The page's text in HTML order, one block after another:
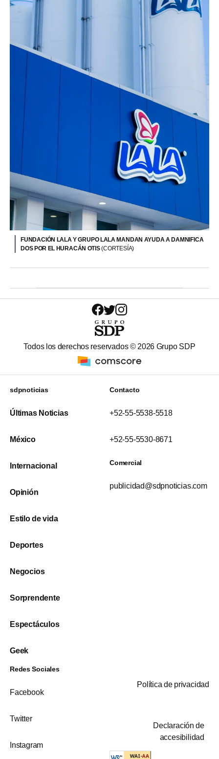
FUNDACIÓN LALA Y GRUPO LALA MANDAN AYUDA A DAMNIFICA
DOS POR EL HURACÁN OTIS(CORTESÍA)
Todos los derechos reservados ©2026 Grupo SDP
sdpnoticias
Últimas Noticias
México
Internacional
Opinión
Estilo de vida
Deportes
Negocios
Sorprendente
Espectáculos
Geek
Contacto
+52-55-5538-5518
+52-55-5530-8671
Comercial
publicidad@sdpnoticias.com
Redes Sociales
Facebook
Twitter
Instagram
Política de privacidad
Declaración de
accesibilidad